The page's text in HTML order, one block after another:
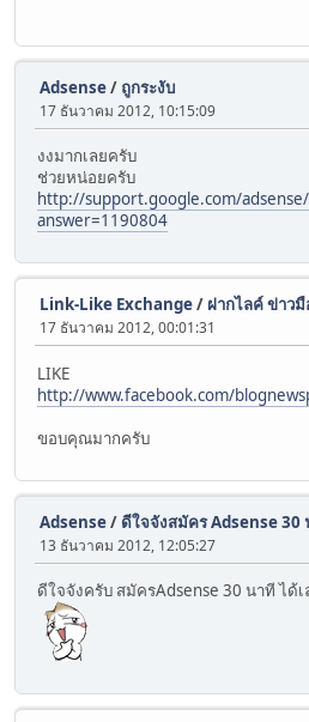
Adsense/ ถูกระงับ
17 ธันวาคม 2012, 10:15:09
งงมากเลยครับ
ช่วยหน่อยครับ
http://support.google.com/
answer=1190804
Link-Like Exchange/ ฝากไลค์ ข่าว
17 ธันวาคม 2012, 00:01:31
LIKE
http://www.facebook.com/
ขอบคุณมากครับ
Adsense/ ดีใจจังสมัคร Adsense 30
13 ธันวาคม 2012, 12:05:27
ดีใจจังครับ สมัครAdsense 30 นาที ได้